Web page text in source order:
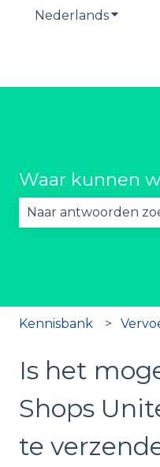
Nederlands
Waar kunnen
Kennisbank
Is het
Shops
te